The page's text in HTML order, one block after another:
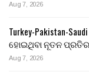
Aug 7, 2026
Turkey-Pakistan-
ହୋଇଥିବା ନୂତନ
Aug 7, 2026